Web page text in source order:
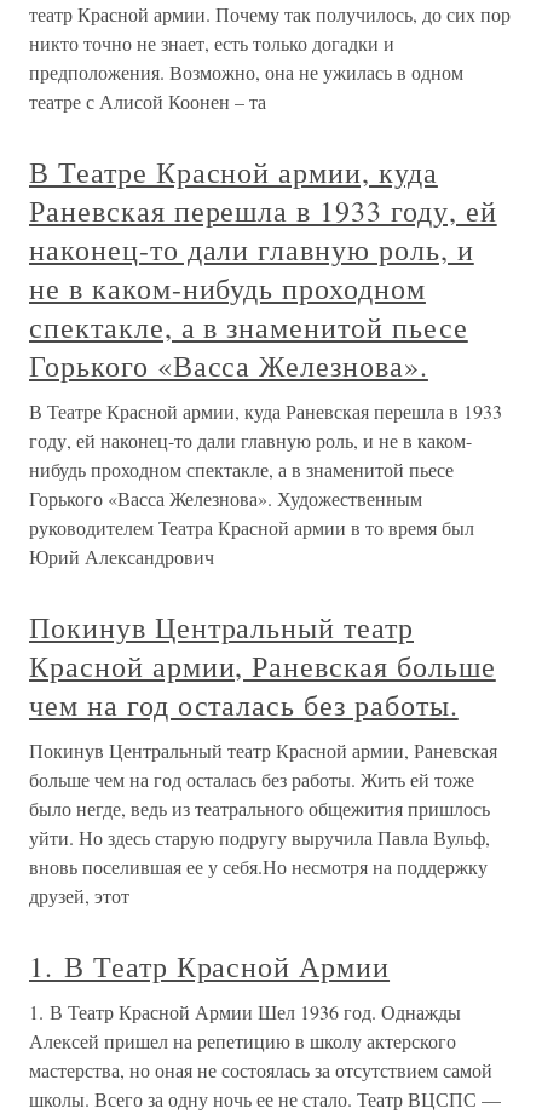
театр Красной армии. Почему так получилось, до сих пор
никто точно не знает, есть только догадки и
предположения. Возможно, она не ужилась в одном
театре с Алисой Коонен – та
В Театре Красной армии, куда
Раневская перешла в 1933 году, ей
наконец-то дали главную роль, и
не в каком-нибудь проходном
спектакле, а в знаменитой пьесе
Горького «Васса Железнова».
В Театре Красной армии, куда Раневская перешла в 1933
году, ей наконец-то дали главную роль, и не в каком-
нибудь проходном спектакле, а в знаменитой пьесе
Горького «Васса Железнова». Художественным
руководителем Театра Красной армии в то время был
Юрий Александрович
Покинув Центральный театр
Красной армии, Раневская больше
чем на год осталась без работы.
Покинув Центральный театр Красной армии, Раневская
больше чем на год осталась без работы. Жить ей тоже
было негде, ведь из театрального общежития пришлось
уйти. Но здесь старую подругу выручила Павла Вульф,
вновь поселившая ее у себя.Но несмотря на поддержку
друзей, этот
1. В Театр Красной Армии
1. В Театр Красной Армии Шел 1936 год. Однажды
Алексей пришел на репетицию в школу актерского
мастерства, но оная не состоялась за отсутствием самой
школы. Всего за одну ночь ее не стало. Театр ВЦСПС —